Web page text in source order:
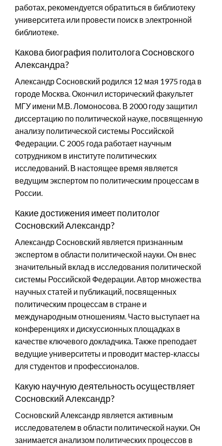
работах, рекомендуется обратиться в библиотеку
университета или провести поиск в электронной
библиотеке.
Какова биография политолога Сосновского
Александра?
Александр Сосновский родился 12 мая 1975 года в
городе Москва. Окончил исторический факультет
МГУ имени М.В. Ломоносова. В 2000 году защитил
диссертацию по политической науке, посвященную
анализу политической системы Российской
Федерации. С 2005 года работает научным
сотрудником в институте политических
исследований. В настоящее время является
ведущим экспертом по политическим процессам в
России.
Какие достижения имеет политолог
Сосновский Александр?
Александр Сосновский является признанным
экспертом в области политической науки. Он внес
значительный вклад в исследования политической
системы Российской Федерации. Автор множества
научных статей и публикаций, посвященных
политическим процессам в стране и
международным отношениям. Часто выступает на
конференциях и дискуссионных площадках в
качестве ключевого докладчика. Также преподает
ведущие университеты и проводит мастер-классы
для студентов и профессионалов.
Какую научную деятельность осуществляет
Сосновский Александр?
Сосновский Александр является активным
исследователем в области политической науки. Он
занимается анализом политических процессов в